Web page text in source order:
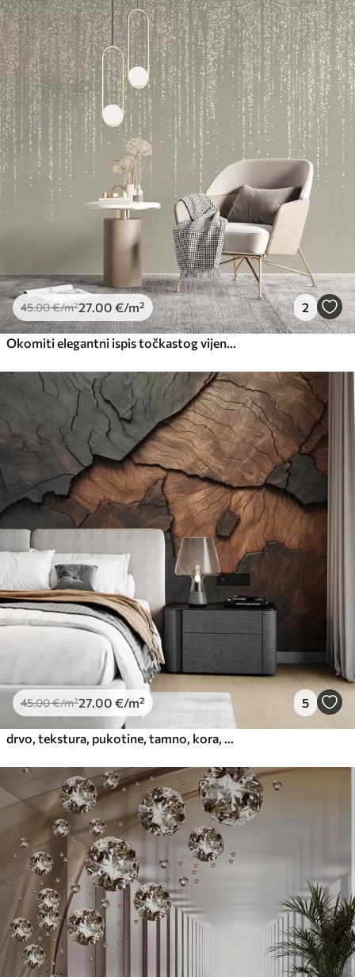
45.00€/m²27.00 €/m² 2
Okomiti elegantni ispis točkastog vijenca na teksturiranoj pozadini bež boje stvara osjećaj dubine i pokreta
45.00€/m²27.00 €/m² 5
drvo, tekstura, pukotine, tamno, kora, površina